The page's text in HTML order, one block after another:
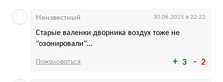
3 2
Старые валенки дворника воздух тоже не
"озонировали"...
Неизвестный 30.06.2025 в 22:22
Пожаловаться